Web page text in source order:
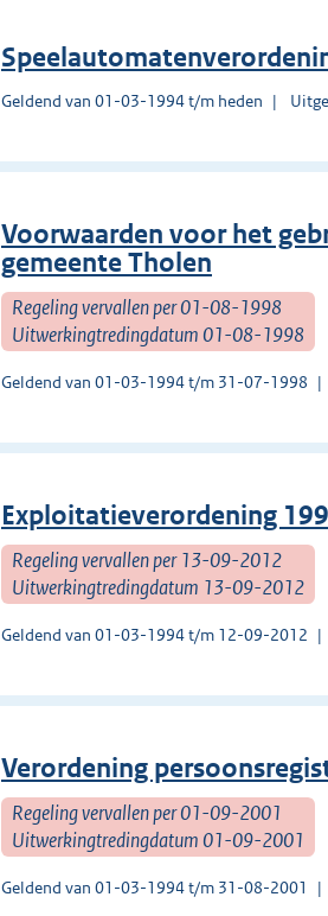
Geldend van 01-03-1994 t/m heden
Voorwaarden voor het
gemeente Tholen
Regeling vervallen per 01-08-1998
Uitwerkingtredingdatum 01-08-1998
Geldend van 01-03-1994 t/m 31-07-1998
Exploitatieverordening
Regeling vervallen per 13-09-2012
Uitwerkingtredingdatum 13-09-2012
Geldend van 01-03-1994 t/m 12-09-2012
Verordening
Regeling vervallen per 01-09-2001
Uitwerkingtredingdatum 01-09-2001
Geldend van 01-03-1994 t/m 31-08-2001